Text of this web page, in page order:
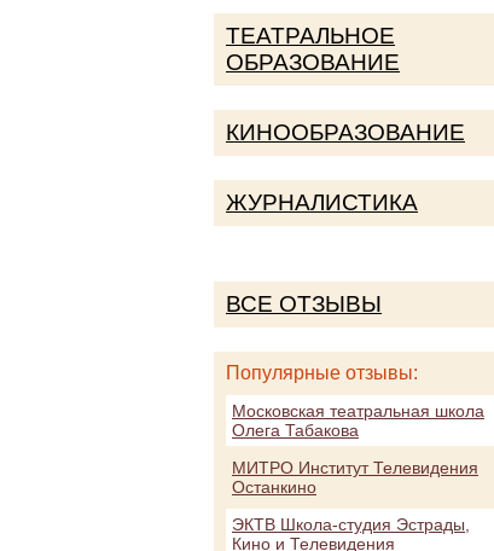
ТЕАТРАЛЬНОЕ
ОБРАЗОВАНИЕ
КИНООБРАЗОВАНИЕ
ЖУРНАЛИСТИКА
ВСЕ ОТЗЫВЫ
Популярные отзывы:
Московская театральная школа
Олега Табакова
МИТРО Институт Телевидения
Останкино
ЭКТВ Школа-студия Эстрады,
Кино и Телевидения